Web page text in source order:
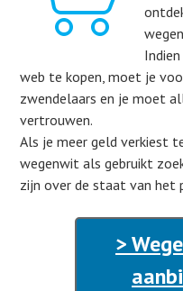
web te kopen, moet je
zwendelaars en je moet
vertrouwen.
Als je meer geld verkiest
wegenwit als gebruikt
zijn over de staat van het
>